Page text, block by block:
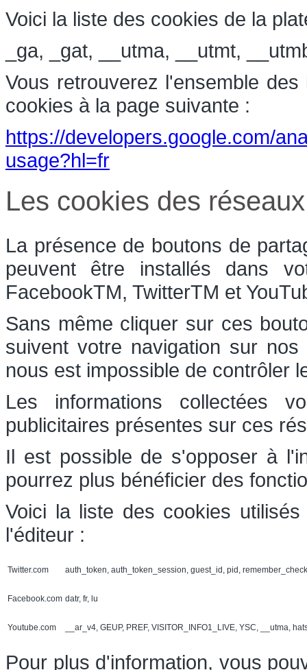
Voici la liste des cookies de la
_ga, _gat, __utma, __utmt,
Vous retrouverez l'ensemble
cookies à la page suivante :
https://developers.google.com/
usage?hl=fr
Les cookies des
La présence de boutons de
peuvent être installés dans
FacebookTM, TwitterTM et
Sans même cliquer sur ces
suivent votre navigation sur
nous est impossible de contrôler
Les informations collectées
publicitaires présentes sur ces
Il est possible de s'opposer à
pourrez plus bénéficier des
Voici la liste des cookies
l'éditeur :
Twitter.com auth_token, auth_token_session, guest_id, pid,
Facebook.com datr, fr, lu
Youtube.com __ar_v4, GEUP, PREF, VISITOR_INFO1_LIVE, YSC, __utma,
Pour plus d'information, vous